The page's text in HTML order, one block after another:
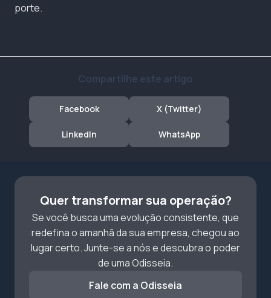
porte.
Compartilhe este artigo
Facebook X (Twitter)
LinkedIn WhatsApp
Quer transformar sua operação?
Se você busca uma evolução consistente, que
redefina o amanhã da sua empresa, chegou ao
lugar certo. Junte-se a nós e descubra o poder
de uma Odisseia.
Fale com a Odisseia